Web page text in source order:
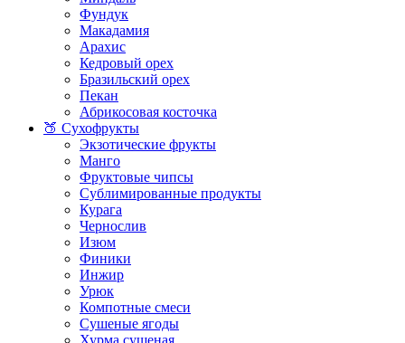
Фундук
Макадамия
Арахис
Кедровый орех
Бразильский орех
Пекан
Абрикосовая косточка
🍑 Сухофрукты
Экзотические фрукты
Манго
Фруктовые чипсы
Сублимированные продукты
Курага
Чернослив
Изюм
Финики
Инжир
Урюк
Компотные смеси
Сушеные ягоды
Хурма сушеная